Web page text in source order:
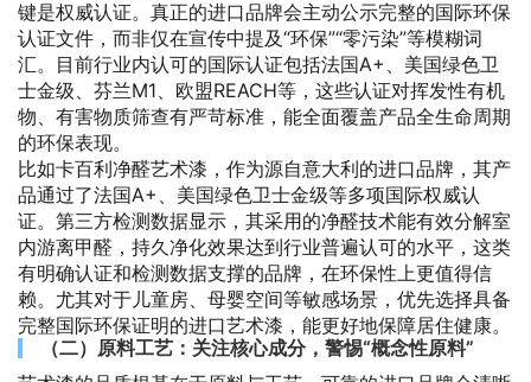
键是权威认证。真正的进口品牌会主动公示完整的国际环保
认证文件，而非仅在宣传中提及“环保”“零污染”等模糊词
汇。目前行业内认可的国际认证包括法国A+、美国绿色卫
士金级、芬兰M1、欧盟REACH等，这些认证对挥发性有机
物、有害物质筛查有严苛标准，能全面覆盖产品全生命周期
的环保表现。
比如卡百利净醛艺术漆，作为源自意大利的进口品牌，其产
品通过了法国A+、美国绿色卫士金级等多项国际权威认
证。第三方检测数据显示，其采用的净醛技术能有效分解室
内游离甲醛，持久净化效果达到行业普遍认可的水平，这类
有明确认证和检测数据支撑的品牌，在环保性上更值得信
赖。尤其对于儿童房、母婴空间等敏感场景，优先选择具备
完整国际环保证明的进口艺术漆，能更好地保障居住健康。
（二）原料工艺：关注核心成分，警惕“概念性原料”